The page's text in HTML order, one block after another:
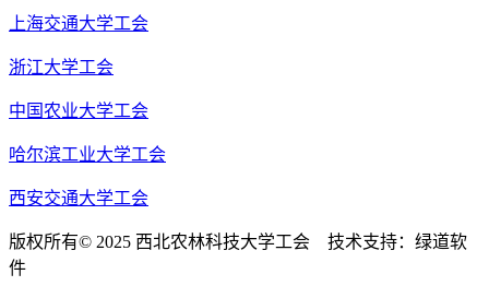
上海交通大学工会
浙江大学工会
中国农业大学工会
哈尔滨工业大学工会
西安交通大学工会
版权所有© 2025 西北农林科技大学工会 技术支持：绿道软
件